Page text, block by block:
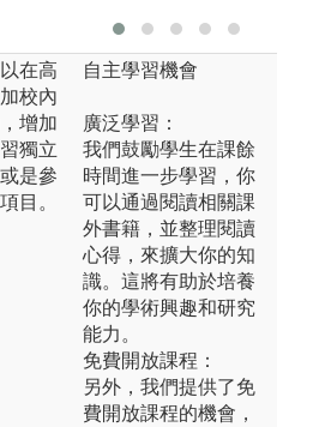
在高
校內
增加
獨立
是參
目。
自主學習機會
廣泛學習：
我們鼓勵學生在課餘
時間進一步學習，你
可以通過閱讀相關課
外書籍，並整理閱讀
心得，來擴大你的知
識。這將有助於培養
你的學術興趣和研究
能力。
免費開放課程：
另外，我們提供了免
費開放課程的機會，